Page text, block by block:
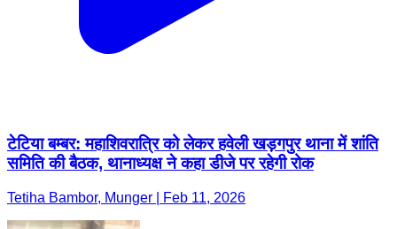
टेटिया बम्बर: महाशिवरात्रि को लेकर हवेली खड़गपुर थाना में शांति
समिति की बैठक, थानाध्यक्ष ने कहा डीजे पर रहेगी रोक
Tetiha Bambor, Munger | Feb 11, 2026